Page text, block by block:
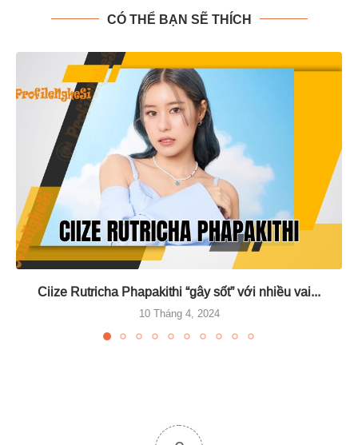
CÓ THỂ BẠN SẼ THÍCH
Ciize Rutricha Phapakithi “gây sốt” với nhiều vai...
10 Tháng 4, 2024